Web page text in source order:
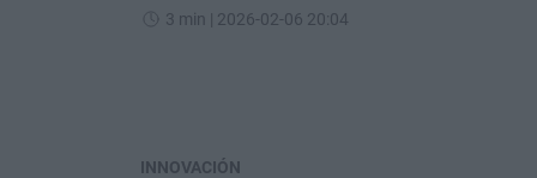
3 min | 2026-02-06 20:04
INNOVACIÓN